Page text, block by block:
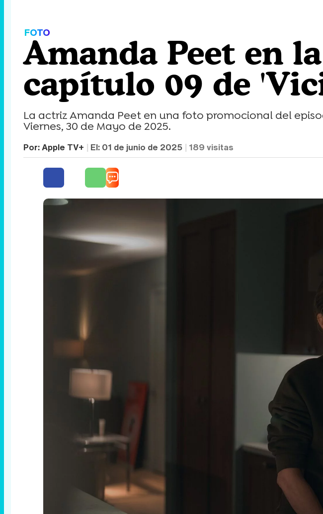
FOTO
Amanda Peet en
capítulo 09 de
La actriz Amanda Peet en una foto promocional del
Viernes, 30 de Mayo de 2025.
Por:Apple TV+ El: 01 de junio de 2025 189 visitas